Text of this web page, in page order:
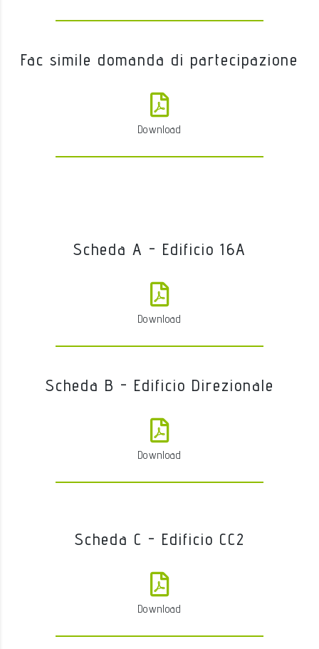
Fac simile domanda di partecipazione
Download
Scheda A - Edificio 16A
Download
Scheda B - Edificio Direzionale
Download
Scheda C - Edificio CC2
Download